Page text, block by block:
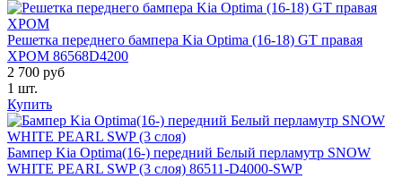
Решетка переднего бампера Kia Optima (16-18) GT правая
ХРОМ 86568D4200
2 700 руб
1 шт.
Купить
Бампер Kia Optima(16-) передний Белый перламутр SNOW
WHITE PEARL SWP (3 слоя) 86511-D4000-SWP